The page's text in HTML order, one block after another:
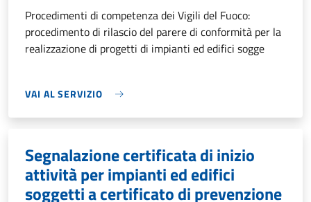
Procedimenti di competenza dei Vigili del Fuoco:
procedimento di rilascio del parere di conformità per la
realizzazione di progetti di impianti ed edifici sogge
VAI AL SERVIZIO
Segnalazione certificata di inizio
attività per impianti ed edifici
soggetti a certificato di prevenzione